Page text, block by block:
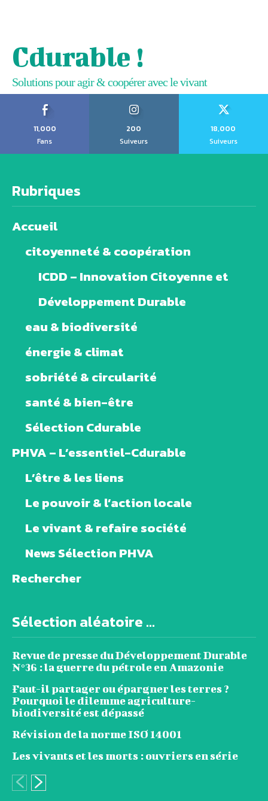
Cdurable !
Solutions pour agir & coopérer avec le vivant
11,000
Fans
200
Suiveurs
18,000
Suiveurs
Rubriques
Accueil
citoyenneté & coopération
ICDD – Innovation Citoyenne et
Développement Durable
eau & biodiversité
énergie & climat
sobriété & circularité
santé & bien-être
Sélection Cdurable
PHVA – L’essentiel-Cdurable
L’être & les liens
Le pouvoir & l’action locale
Le vivant & refaire société
News Sélection PHVA
Rechercher
Sélection aléatoire ...
Revue de presse du Développement Durable
N°36 : la guerre du pétrole en Amazonie
Faut-il partager ou épargner les terres ?
Pourquoi le dilemme agriculture-
biodiversité est dépassé
Révision de la norme ISO 14001
Les vivants et les morts : ouvriers en série